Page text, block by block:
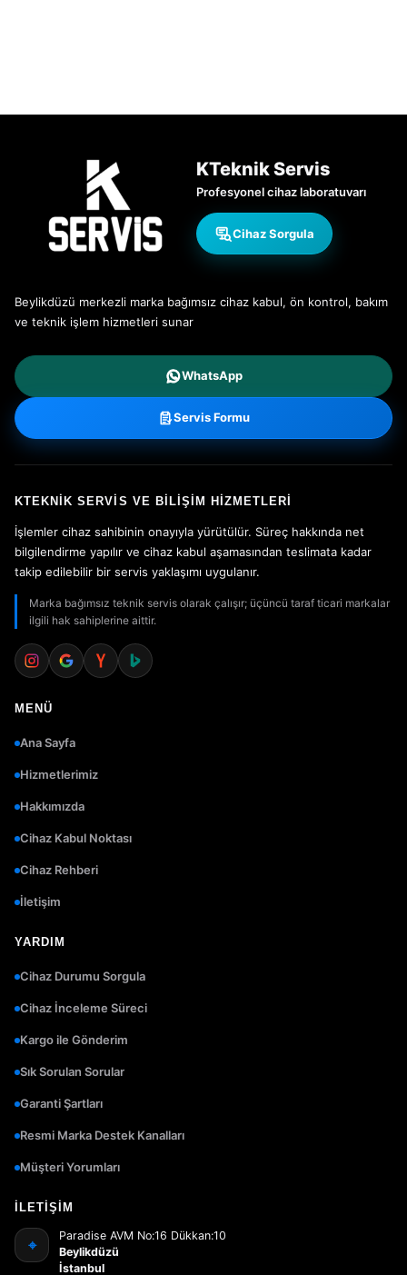
KTeknik Servis
Profesyonel cihaz laboratuvarı
Cihaz Sorgula
Beylikdüzü merkezli marka bağımsız cihaz kabul, ön kontrol, bakım
ve teknik işlem hizmetleri sunar
WhatsApp
Servis Formu
KTEKNIK SERVIS VE BILIŞIM HIZMETLERI
İşlemler cihaz sahibinin onayıyla yürütülür. Süreç hakkında net
bilgilendirme yapılır ve cihaz kabul aşamasından teslimata kadar
takip edilebilir bir servis yaklaşımı uygulanır.
Marka bağımsız teknik servis olarak çalışır; üçüncü taraf ticari markalar
ilgili hak sahiplerine aittir.
MENÜ
Ana Sayfa
Hizmetlerimiz
Hakkımızda
Cihaz Kabul Noktası
Cihaz Rehberi
İletişim
YARDIM
Cihaz Durumu Sorgula
Cihaz İnceleme Süreci
Kargo ile Gönderim
Sık Sorulan Sorular
Garanti Şartları
Resmi Marka Destek Kanalları
Müşteri Yorumları
İLETIŞIM
⌖
Paradise AVM No:16 Dükkan:10
Beylikdüzü
İstanbul